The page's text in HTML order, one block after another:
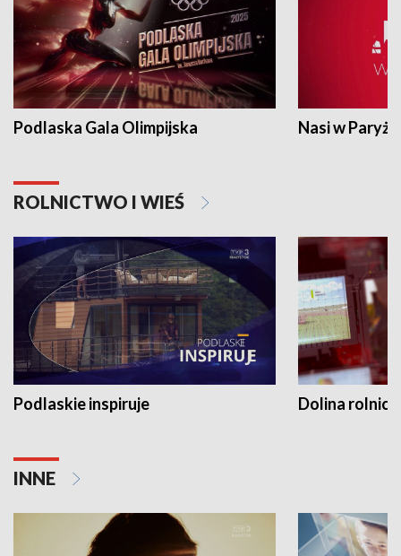
Podlaska Gala Olimpijska Nasi w Paryżu
ROLNICTWO I WIEŚ
Podlaskie inspiruje Dolina
INNE